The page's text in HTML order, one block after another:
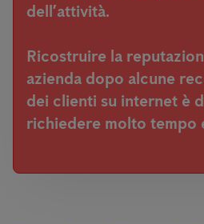
dell’attività.
Ricostruire la
azienda dopo alcune
dei clienti su internet è
richiedere molto tempo